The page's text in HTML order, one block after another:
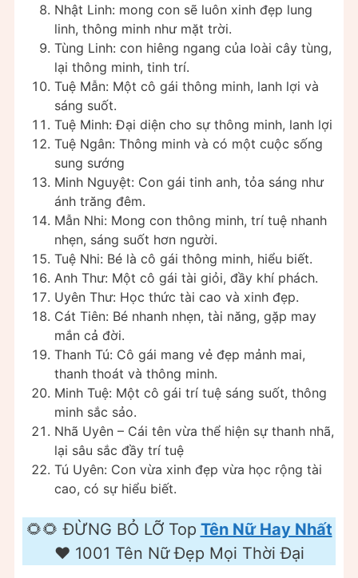
Nhật Linh: mong con sẽ luôn xinh đẹp lung
linh, thông minh như mặt trời.
Tùng Linh: con hiêng ngang của loài cây tùng,
lại thông minh, tinh trí.
Tuệ Mẫn: Một cô gái thông minh, lanh lợi và
sáng suốt.
Tuệ Minh: Đại diện cho sự thông minh, lanh lợi
Tuệ Ngân: Thông minh và có một cuộc sống
sung sướng
Minh Nguyệt: Con gái tinh anh, tỏa sáng như
ánh trăng đêm.
Mẫn Nhi: Mong con thông minh, trí tuệ nhanh
nhẹn, sáng suốt hơn người.
Tuệ Nhi: Bé là cô gái thông minh, hiểu biết.
Anh Thư: Một cô gái tài giỏi, đầy khí phách.
Uyên Thư: Học thức tài cao và xinh đẹp.
Cát Tiên: Bé nhanh nhẹn, tài năng, gặp may
mắn cả đời.
Thanh Tú: Cô gái mang vẻ đẹp mảnh mai,
thanh thoát và thông minh.
Minh Tuệ: Một cô gái trí tuệ sáng suốt, thông
minh sắc sảo.
Nhã Uyên – Cái tên vừa thể hiện sự thanh nhã,
lại sâu sắc đầy trí tuệ
Tú Uyên: Con vừa xinh đẹp vừa học rộng tài
cao, có sự hiểu biết.
🌻🌻 ĐỪNG BỎ LỠ Top Tên Nữ Hay Nhất
❤️️ 1001 Tên Nữ Đẹp Mọi Thời Đại